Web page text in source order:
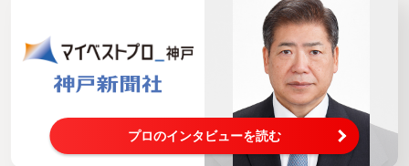
プロのインタビューを読む